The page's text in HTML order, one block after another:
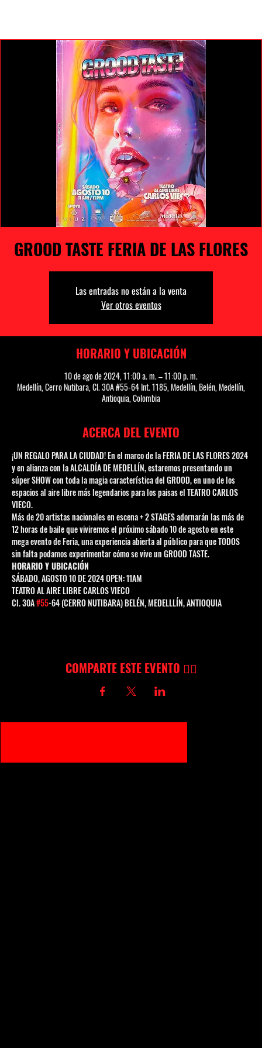
GROOD TASTE FERIA DE LAS FLORES
Las entradas no están a la venta
Ver otros eventos
HORARIO Y UBICACIÓN
10 de ago de 2024, 11:00 a. m. – 11:00 p. m.
Medellín, Cerro Nutibara, Cl. 30A #55-64 Int. 1185, Medellín, Belén, Medellín,
Antioquia, Colombia
ACERCA DEL EVENTO
¡UN REGALO PARA LA CIUDAD! En el marco de la FERIA DE LAS FLORES 2024
y en alianza con la ALCALDÍA DE MEDELLÍN, estaremos presentando un
súper SHOW con toda la magia característica del GROOD, en uno de los
espacios al aire libre más legendarios para los paisas el TEATRO CARLOS
VIECO.
Más de 20 artistas nacionales en escena + 2 STAGES adornarán las más de
12 horas de baile que viviremos el próximo sábado 10 de agosto en este
mega evento de Feria, una experiencia abierta al público para que TODOS
sin falta podamos experimentar cómo se vive un GROOD TASTE.
HORARIO Y UBICACIÓN
SÁBADO, AGOSTO 10 DE 2024 OPEN: 11AM
TEATRO AL AIRE LIBRE CARLOS VIECO
Cl. 30A #55-64 (CERRO NUTIBARA) BELÉN, MEDELLLÍN, ANTIOQUIA
COMPARTE ESTE EVENTO 👇🏻